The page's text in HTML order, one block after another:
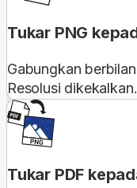
Tukar PNG
Gabungkan
Resolusi dikekalkan.
Tukar PDF